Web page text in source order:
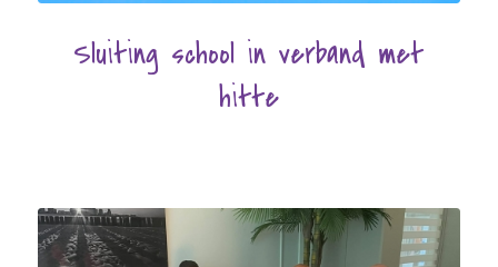
Sluiting school in verband met
hitte